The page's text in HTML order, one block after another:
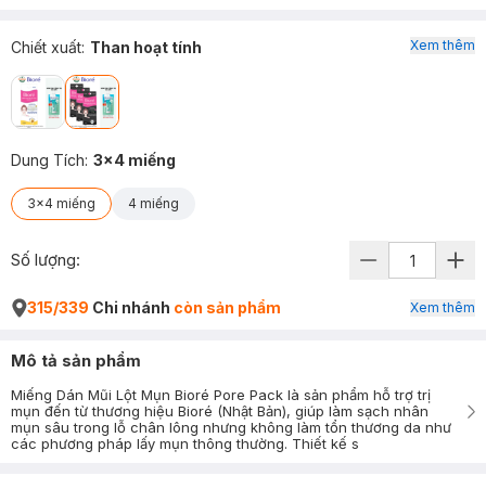
Chiết xuất: Than hoạt tính
Dung Tích: 3x4 miếng
3x4 miếng 4 miếng
Xem thêm
Số lượng:
315/339 Chi nhánh còn sản phẩm Xem thêm
Mô tả sản phẩm
Miếng Dán Mũi Lột Mụn Bioré Pore Pack là sản phẩm hỗ trợ trị
mụn đến từ thương hiệu Bioré (Nhật Bản), giúp làm sạch nhân
mụn sâu trong lỗ chân lông nhưng không làm tổn thương da như
các phương pháp lấy mụn thông thường. Thiết kế s